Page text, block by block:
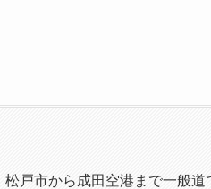
松戸市から成田空港まで一般道